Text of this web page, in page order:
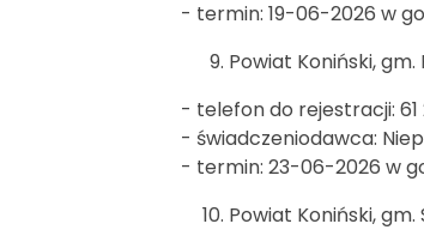
- termin: 19-06-2026 w
Powiat Koniński,
- telefon do rejestracji: 61
- świadczeniodawca:
- termin: 23-06-2026 w
Powiat Koniński, gm.